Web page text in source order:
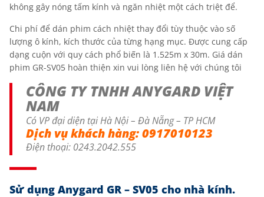
không gây nóng tấm kính và ngăn nhiệt một cách triệt để.
Chi phí để dán phim cách nhiệt thay đổi tùy thuộc vào số
lượng ô kính, kích thước của từng hạng mục. Được cung cấp
dạng cuộn với quy cách phổ biến là 1.525m x 30m. Giá dán
phim GR-SV05 hoàn thiện xin vui lòng liên hệ với chúng tôi
CÔNG TY TNHH ANYGARD VIỆT
NAM
Có VP đại diện tại Hà Nội – Đà Nẵng – TP HCM
Dịch vụ khách hàng:0917010123
Điện thoại: 0243.2042.555
Sử dụng Anygard GR – SV05 cho nhà kính.